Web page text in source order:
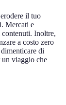
il tuo
Mercati e
contenuti. Inoltre,
a costo zero
di
un viaggio che